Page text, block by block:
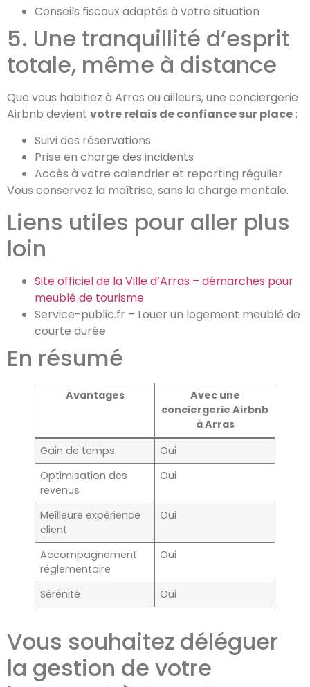
Conseils fiscaux adaptés à votre situation
5. Une tranquillité d’esprit
totale, même à distance
Que vous habitiez à Arras ou ailleurs, une conciergerie
Airbnb devient votre relais de confiance sur place :
Suivi des réservations
Prise en charge des incidents
Accès à votre calendrier et reporting régulier
Vous conservez la maîtrise, sans la charge mentale.
Liens utiles pour aller plus
loin
Site officiel de la Ville d’Arras – démarches pour
meublé de tourisme
Service-public.fr – Louer un logement meublé de
courte durée
En résumé
Avantages
Avec une
conciergerie Airbnb
à Arras
Gain de temps
Oui
Optimisation des
revenus
Oui
Meilleure expérience
client
Oui
Accompagnement
réglementaire
Oui
Sérénité Oui
Vous souhaitez déléguer
la gestion de votre